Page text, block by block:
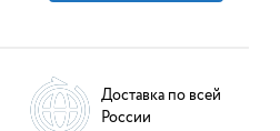
Доставка по всей
России